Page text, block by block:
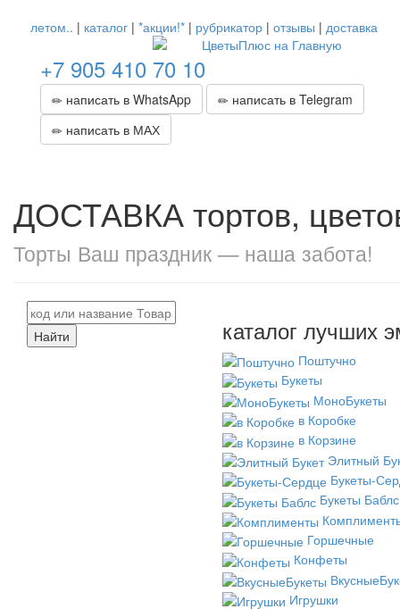
летом.. | каталог | *акции!* | рубрикатор | отзывы | доставка
+7 905 410 70 10
написать в WhatsApp
написать в Telegram
написать в МАХ
ДОСТАВКА тортов,
Торты Ваш праздник — наша забота!
Найти каталог лучших
Поштучно
Букеты
МоноБукеты
в Коробке
в Корзине
Элитный
Букеты-
Букеты Баблс
Горшечные
Конфеты
Игрушки